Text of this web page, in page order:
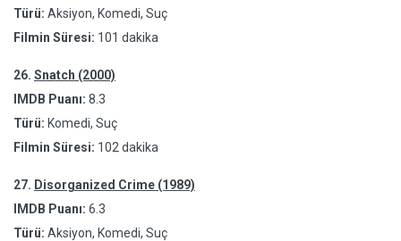
Türü: Aksiyon, Komedi, Suç
Filmin Süresi: 101 dakika
26. Snatch (2000)
IMDB Puanı: 8.3
Türü: Komedi, Suç
Filmin Süresi: 102 dakika
27. Disorganized Crime (1989)
IMDB Puanı: 6.3
Türü: Aksiyon, Komedi, Suç